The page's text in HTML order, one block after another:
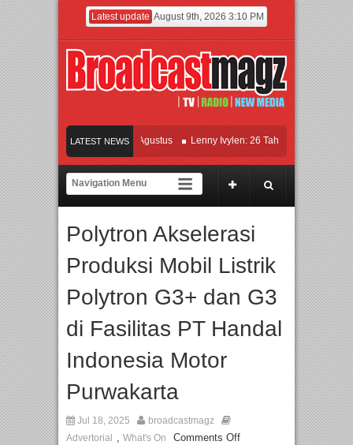
Latest update August 9th, 2026 3:10 PM
LATEST NEWS
MEJIK Siap Tayang 13 Agustus Lenny Ivylen: 26 Tahun Jaga Eksistensi di
Agung Podomoro Jalin Kerja Sama Pendidikan dan Riset untuk Cetak
Polytron Akselerasi
Produksi Mobil Listrik
Polytron G3+ dan G3
di Fasilitas PT Handal
Indonesia Motor
Purwakarta
Jul 18, 2025
broadcastmagz
Advertorial
, What's On Comments Off